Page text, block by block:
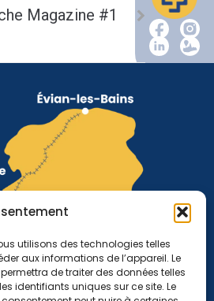
utilisons des technologies telles
aux informations de l’appareil. Le
de traiter des données telles
identifiants uniques sur ce site. Le
Magazine #1